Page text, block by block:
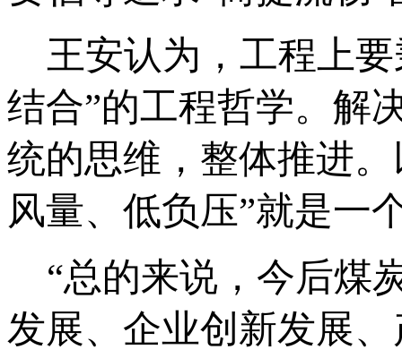
王安认为，工程上要
结合”的工程哲学。解
统的思维，整体推进
风量、低负压”就是一
“总的来说，今后煤
发展、企业创新发展